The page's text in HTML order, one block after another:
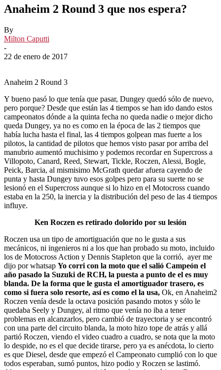
Anaheim 2 Round 3 que nos espera?
By
Milton Caputti
-
22 de enero de 2017
Anaheim 2 Round 3
Y bueno pasó lo que tenía que pasar, Dungey quedó sólo de nuevo,
pero porque? Desde que están las 4 tiempos se han ido dando estos
campeonatos dónde a la quinta fecha no queda nadie o mejor dicho
queda Dungey, ya no es como en la época de las 2 tiempos que
había lucha hasta el final, las 4 tiempos golpean mas fuerte a los
pilotos, la cantidad de pilotos que hemos visto pasar por arriba del
manubrio aumentó muchisimo y podemos recordar en Supercross a
Villopoto, Canard, Reed, Stewart, Tickle, Roczen, Alessi, Bogle,
Peick, Barcia, al mismisimo McGrath quedar afuera cayendo de
punta y hasta Dungey tuvo esos golpes pero para su suerte no se
lesionó en el Supercross aunque si lo hizo en el Motocross cuando
estaba en la 250, la inercia y la distribución del peso de las 4 tiempos
influye.
Ken Roczen es retirado dolorido por su lesión
Roczen usa un tipo de amortiguación que no le gusta a sus
mecánicos, ni ingenieros ni a los que han probado su moto, incluido
los de Motocross Action y Dennis Stapleton que la corrió, ayer me
dijo por whatsap Yo corri con la moto que el salió Campeón el
año pasado la Suzuki de RCH, la puesta a punto de el es muy
blanda. De la forma que le gusta el amortiguador trasero, es
como si fuera solo resorte, así es como el la usa, Ok, en Anaheim2
Roczen venía desde la octava posición pasando motos y sólo le
quedaba Seely y Dungey, al ritmo que venía no iba a tener
problemas en alcanzarlos, pero cambió de trayectoria y se encontró
con una parte del circuito blanda, la moto hizo tope de atrás y allá
partió Roczen, viendo el video cuadro a cuadro, se nota que la moto
lo despide, no es el que decide tirarse, pero ya es anécdota, lo cierto
es que Diesel, desde que empezó el Campeonato cumplió con lo que
todos esperaban, sumó puntos, hizo podio y Roczen se lastimó.